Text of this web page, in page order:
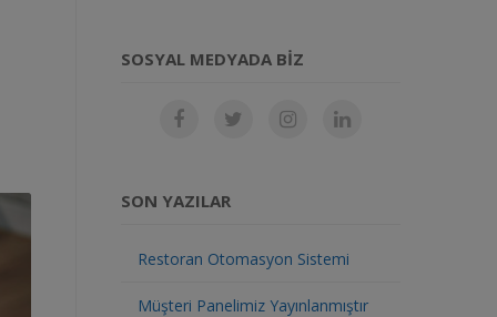
SOSYAL MEDYADA BIZ
SON YAZILAR
Restoran Otomasyon Sistemi
Müşteri Panelimiz Yayınlanmıştır